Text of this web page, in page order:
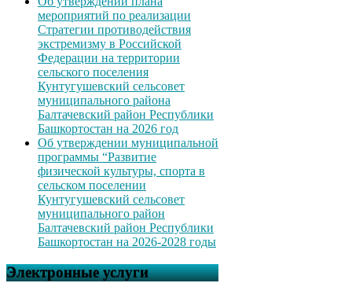
мероприятий по реализации
Стратегии противодействия
экстремизму в Российской
Федерации на территории
сельского поселения
Кунтугушевский сельсовет
муниципального района
Балтачевский район Республики
Башкортостан на 2026 год
Об утверждении муниципальной
программы “Развитие
физической культуры, спорта в
сельском поселении
Кунтугушевский сельсовет
муниципального район
Балтачевский район Республики
Башкортостан на 2026-2028 годы
Электронные услуги